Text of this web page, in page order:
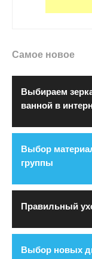
Самое новое
Выбираем
ванной в
Выбор
группы
Правильный
Выбор новых